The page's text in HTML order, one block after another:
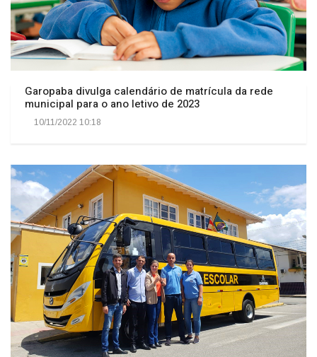
Garopaba divulga calendário de matrícula da rede
municipal para o ano letivo de 2023
10/11/2022 10:18